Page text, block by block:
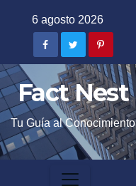
6 agosto 2026
Fact Nest
Tu Guía al Conocimiento